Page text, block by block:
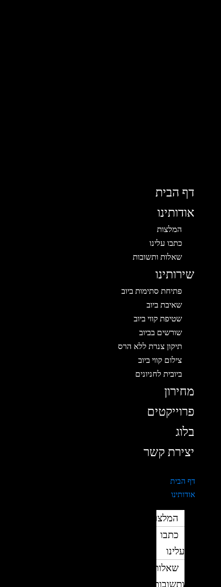
דף הבית
אודותינו
המלצות
כתבו עלינו
שאלות ותשובות
שירותינו
פתיחת סתימות ביוב
שאיבת ביוב
שטיפת קווי ביוב
שורשים בביוב
תיקון צנרת ללא הרס
צילום קווי ביוב
ביובית לחניונים
מחירון
פרוייקטים
בלוג
יצירת קשר
דף הבית
אודותינו
המלצות
כתבו
עלינו
שאלות
ותשובות